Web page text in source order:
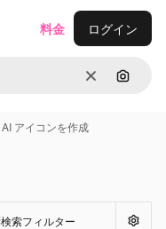
消去 画像で
料金 ログイン
AI アイコンを作成
検索フィルター